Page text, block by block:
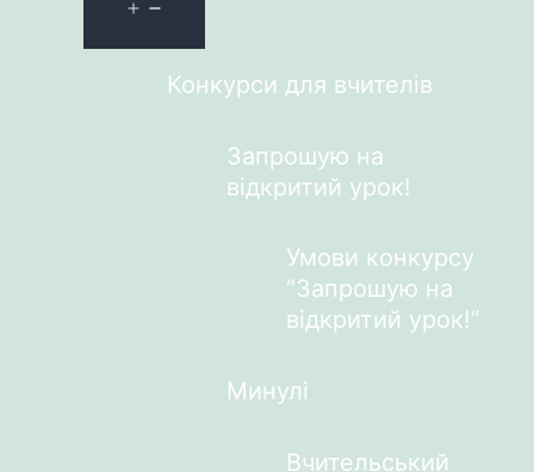
Конкурси для вчителів
Запрошую на
відкритий урок!
Умови конкурсу
“Запрошую на
відкритий урок!”
Минулі
Вчительський